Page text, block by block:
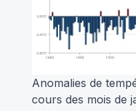
Anomalies de
cours des mois de